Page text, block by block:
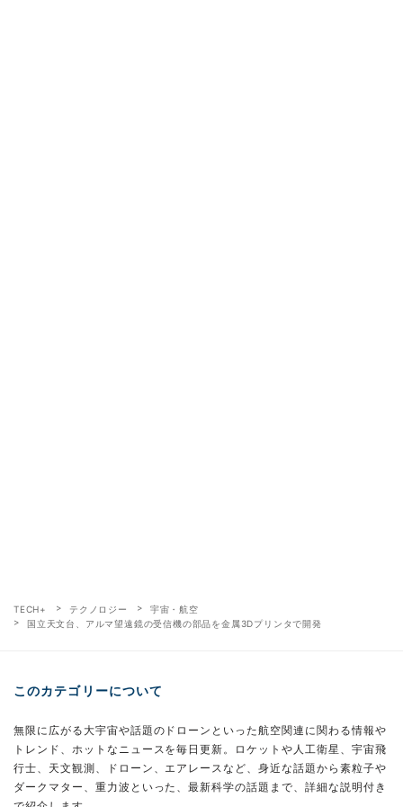
TECH+ テクノロジー
宇宙・航空
国立天文台、アルマ望遠鏡の受信機の部品を金属3Dプリンタで開発
このカテゴリーについて
無限に広がる大宇宙や話題のドローンといった航空関連に関わる情報や
トレンド、ホットなニュースを毎日更新。ロケットや人工衛星、宇宙飛
行士、天文観測、ドローン、エアレースなど、身近な話題から素粒子や
ダークマター、重力波といった、最新科学の話題まで、詳細な説明付き